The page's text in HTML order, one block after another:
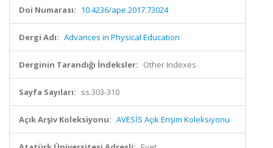
Doi Numarası: 10.4236/ape.2017.73024
Dergi Adı: Advances in Physical Education
Derginin Tarandığı İndeksler: Other Indexes
Sayfa Sayıları: ss.303-310
Açık Arşiv Koleksiyonu: AVESİS Açık Erişim Koleksiyonu